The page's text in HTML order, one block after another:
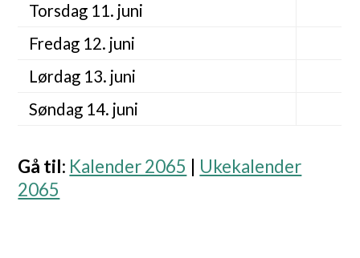
Torsdag 11. juni
Fredag 12. juni
Lørdag 13. juni
Søndag 14. juni
Gå til: Kalender 2065
Ukekalender
2065